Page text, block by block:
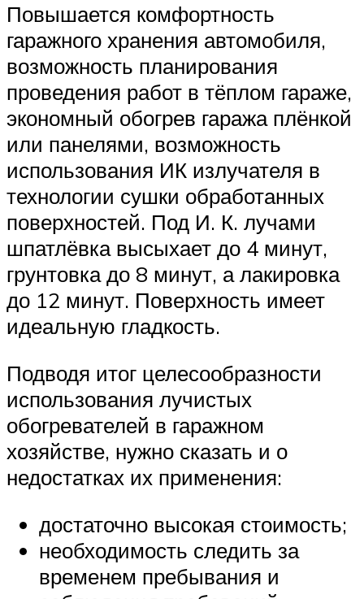
Повышается комфортность
гаражного хранения автомобиля,
возможность планирования
проведения работ в тёплом гараже,
экономный обогрев гаража плёнкой
или панелями, возможность
использования ИК излучателя в
технологии сушки обработанных
поверхностей. Под И. К. лучами
шпатлёвка высыхает до 4 минут,
грунтовка до 8 минут, а лакировка
до 12 минут. Поверхность имеет
идеальную гладкость.
Подводя итог целесообразности
использования лучистых
обогревателей в гаражном
хозяйстве, нужно сказать и о
недостатках их применения:
достаточно высокая стоимость;
необходимость следить за
временем пребывания и